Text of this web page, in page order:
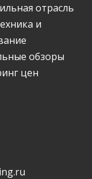
отрасль
и
обзоры
цен